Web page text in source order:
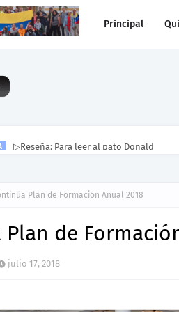
Principal
Plan de Formación Anual 2018
de
julio 17, 2018